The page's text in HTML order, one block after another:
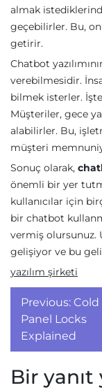
almak
geçebilirler. Bu,
getirir.
Chatbot
verebilmesidir.
bilmek isterler.
Müşteriler, gece
alabilirler. Bu,
müşteri
Sonuç olarak,
önemli bir yer
kullanıcılar için
bir chatbot
vermiş olursunuz.
gelişiyor ve bu
yazılım şirketi
Yazı
Previous: Cold
Panel Locks
Explained
Bir yanıt